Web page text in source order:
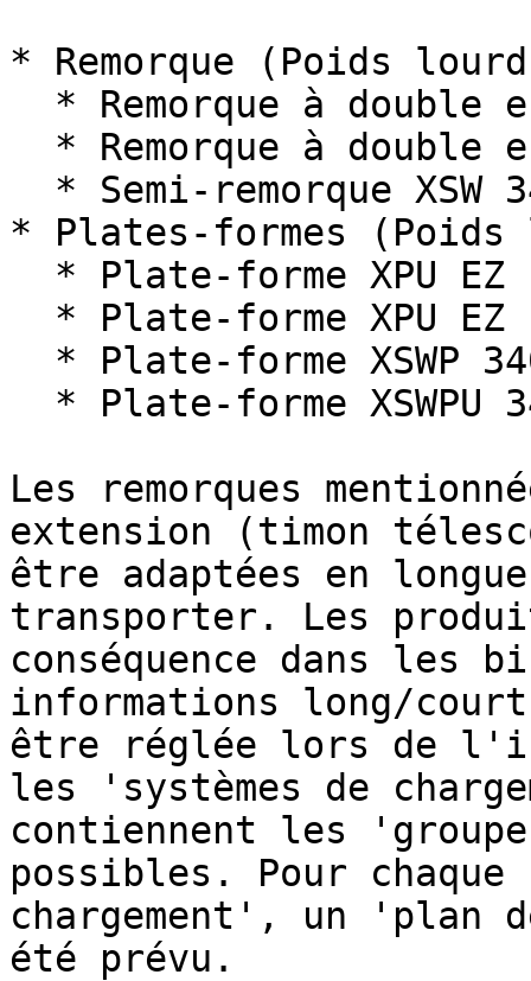
* Remorque (Poids
* Plates-formes (Poids
Les remorques
extension (timon
être adaptées en
transporter. Les
conséquence dans les
informations long/
être réglée lors de
les 'systèmes de
contiennent les
possibles. Pour
chargement', un 'plan
été prévu.